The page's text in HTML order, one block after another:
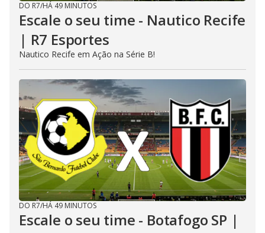
DO R7/HÁ 49 MINUTOS
Escale o seu time - Nautico Recife
| R7 Esportes
Nautico Recife em Ação na Série B!
DO R7/HÁ 49 MINUTOS
Escale o seu time - Botafogo SP |